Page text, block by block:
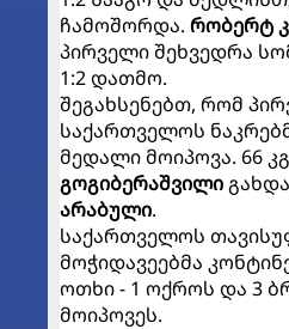
ჩამოშორდა. რობერტ
პირველი შეხვედრა
1:2 დათმო.
შეგახსენებთ, რომ
საქართველოს
მედალი მოიპოვა. 66
გოგიბერაშვილი
არაბული.
საქართველოს
მოჭიდავეებმა
ოთხი - 1 ოქროს და 3
მოიპოვეს.